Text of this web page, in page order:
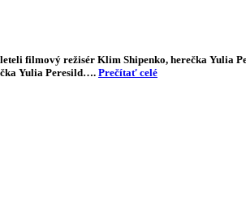
filmový režisér Klim Shipenko, herečka Yulia
Yulia Peresild….Prečítať celé